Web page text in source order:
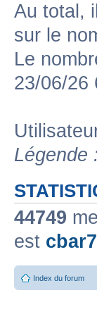
Au total,
sur le
Le
23/06/26
44749
est
Index du forum